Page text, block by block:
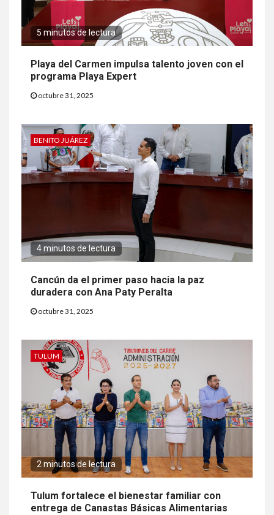
5 minutos de lectura
Playa del Carmen impulsa talento joven con el
programa Playa Expert
octubre 31, 2025
BENITO JUÁREZ
4 minutos de lectura
Cancún da el primer paso hacia la paz
duradera con Ana Paty Peralta
octubre 31, 2025
TULUM
2 minutos de lectura
Tulum fortalece el bienestar familiar con
entrega de Canastas Básicas Alimentarias